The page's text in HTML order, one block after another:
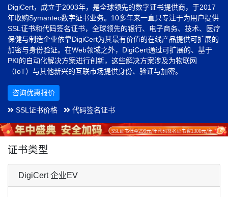
DigiCert，成立于2003年，是全球领先的数字证书提供商，于2017
年收购Symantec数字证书业务。10多年来一直只专注于为用户提供
SSL证书和代码签名证书，全球领先的银行、电子商务、技术、医疗
保健与制造企业依靠DigiCert为其最有价值的在线产品提供可扩展的
加密与身份验证。在Web领域之外，DigiCert通过可扩展的、基于
PKI的自动化解决方案进行创新，这些解决方案涉及为物联网
（IoT）与其他新兴的互联市场提供身份、验证与加密。
咨询优惠报价
SSL证书价格 代码签名证书
证书类型
DigiCert 企业EV